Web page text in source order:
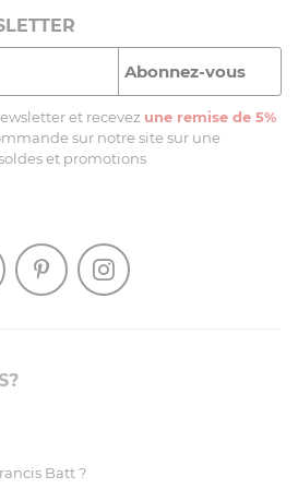
et recevez une remise de 5%
sur notre site sur une
et promotions
Batt ?